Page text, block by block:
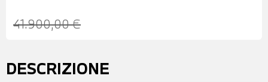
41.900,00 €
DESCRIZIONE